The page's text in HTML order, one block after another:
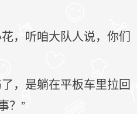
，听咱大队人说，你们
，是躺在平板车里拉回
？”